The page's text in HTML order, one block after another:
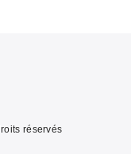
réservés